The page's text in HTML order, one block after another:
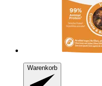
Warenkorb